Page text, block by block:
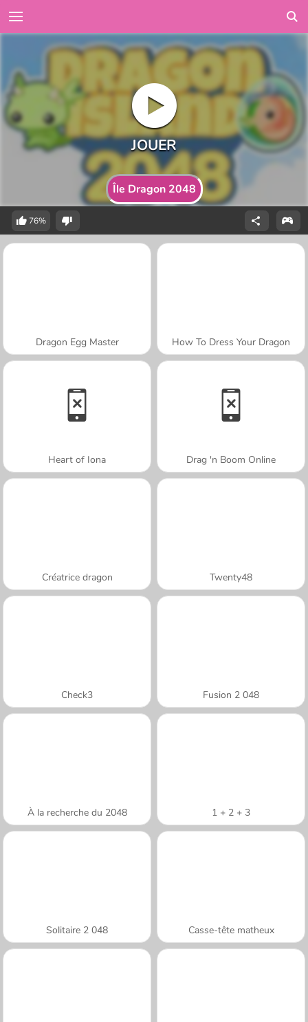
Île Dragon 2048
76%
Dragon Egg Master How To Dress Your Dragon
Heart of Iona Drag 'n Boom Online
Créatrice dragon Twenty48
Check3 Fusion 2 048
À la recherche du 2048 1 + 2 + 3
Solitaire 2 048 Casse-tête matheux